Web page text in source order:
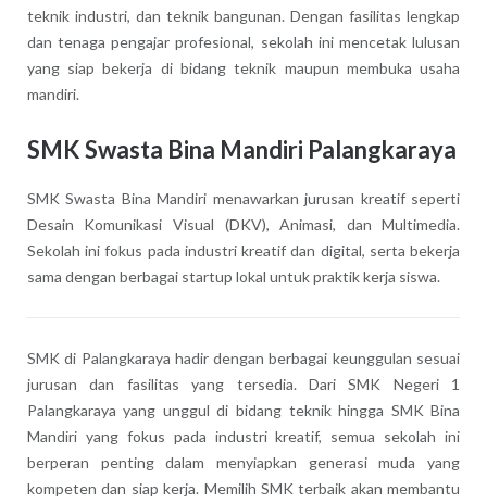
teknik industri, dan teknik bangunan. Dengan fasilitas lengkap
dan tenaga pengajar profesional, sekolah ini mencetak lulusan
yang siap bekerja di bidang teknik maupun membuka usaha
mandiri.
SMK Swasta Bina Mandiri Palangkaraya
SMK Swasta Bina Mandiri menawarkan jurusan kreatif seperti
Desain Komunikasi Visual (DKV), Animasi, dan Multimedia.
Sekolah ini fokus pada industri kreatif dan digital, serta bekerja
sama dengan berbagai startup lokal untuk praktik kerja siswa.
SMK di Palangkaraya hadir dengan berbagai keunggulan sesuai
jurusan dan fasilitas yang tersedia. Dari SMK Negeri 1
Palangkaraya yang unggul di bidang teknik hingga SMK Bina
Mandiri yang fokus pada industri kreatif, semua sekolah ini
berperan penting dalam menyiapkan generasi muda yang
kompeten dan siap kerja. Memilih SMK terbaik akan membantu